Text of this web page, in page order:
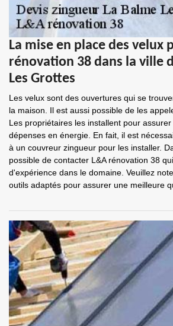
La mise en place des velux
rénovation 38 dans la ville
Les Grottes
Les velux sont des ouvertures qui se
la maison. Il est aussi possible de les
Les propriétaires les installent pour
dépenses en énergie. En fait, il est
à un couvreur zingueur pour les installer.
possible de contacter L&A rénovation 38
d'expérience dans le domaine. Veuillez
outils adaptés pour assurer une meilleure